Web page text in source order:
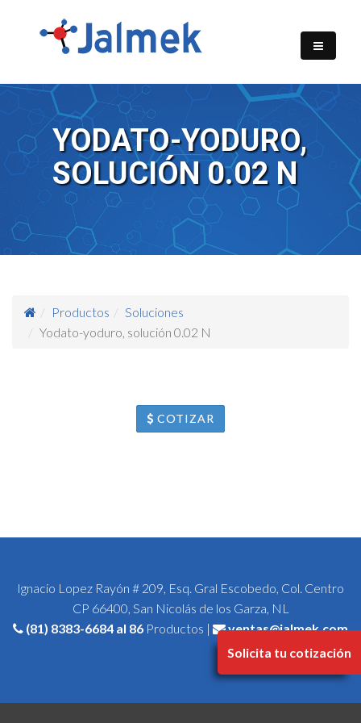
Solicita tu cotización
YODATO-YODURO,
SOLUCIÓN 0.02 N
Productos
Soluciones
Yodato-yoduro, solución 0.02 N
COTIZAR
Ignacio Lopez Rayón # 209, Esq. Gral Escobedo, Col. Centro
CP 66400, San Nicolás de los Garza, NL
(81) 8383-6684 al 86 Productos | ventas@jalmek.com